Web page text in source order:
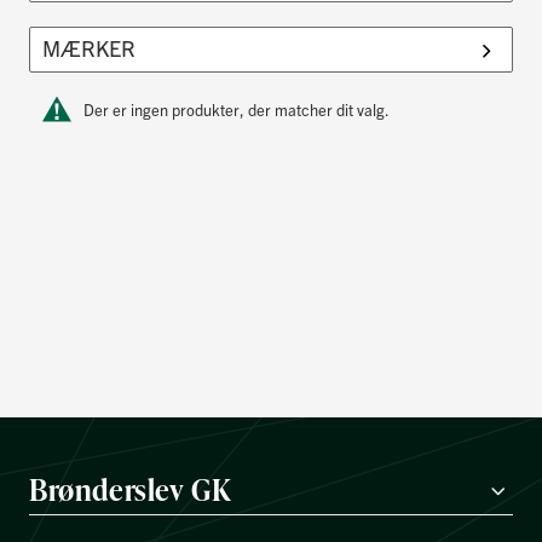
Der er ingen produkter, der matcher dit valg.
Brønderslev GK